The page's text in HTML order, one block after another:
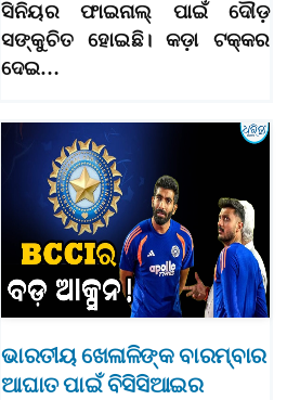
ସିନିୟର ଫାଇନାଲ୍‌ ପାଇଁ ଦୌଡ଼
ସଙ୍କୁଚିତ ହୋଇଛି। କଡ଼ା ଟକ୍କର
ଦେଇ…
ଭାରତୀୟ ଖେଳାଳିଙ୍କ ବାରମ୍ବାର
ଆଘାତ ପାଇଁ ବିସିସିଆଇର